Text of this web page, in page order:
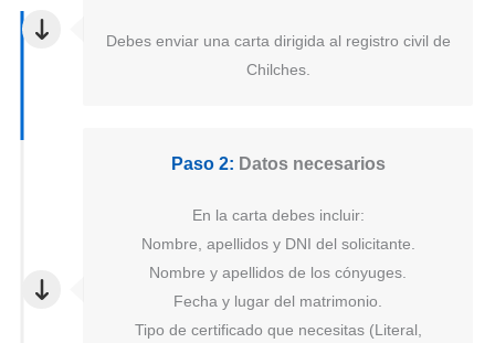
Debes enviar una carta dirigida al registro civil de
Chilches.
Paso 2: Datos necesarios
En la carta debes incluir:
Nombre, apellidos y DNI del solicitante.
Nombre y apellidos de los cónyuges.
Fecha y lugar del matrimonio.
Tipo de certificado que necesitas (Literal,